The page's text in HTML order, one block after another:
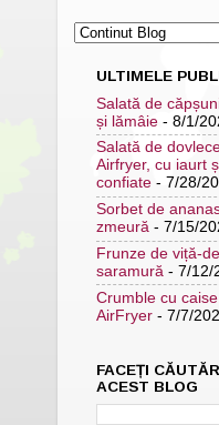
ULTIMELE
Salată de
și lămâie - 8/1/
Salată de
Airfryer, cu iaurt
confiate - 7/28/
Sorbet de
zmeură - 7/15/
Frunze de viță-
saramură - 7/12/
Crumble cu
AirFryer - 7/7/
FACEȚI
ACEST BLOG